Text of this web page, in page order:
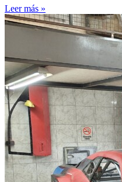
Leer más »